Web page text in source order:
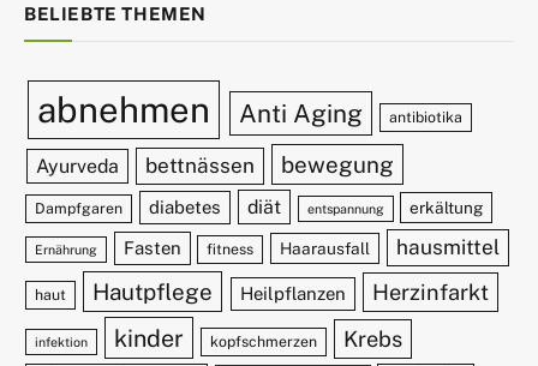
BELIEBTE THEMEN
abnehmen Anti Aging antibiotika
Ayurveda bettnässen bewegung
Dampfgaren diabetes diät entspannung erkältung
Ernährung Fasten fitness Haarausfall hausmittel
haut Hautpflege Heilpflanzen Herzinfarkt
infektion kinder kopfschmerzen Krebs